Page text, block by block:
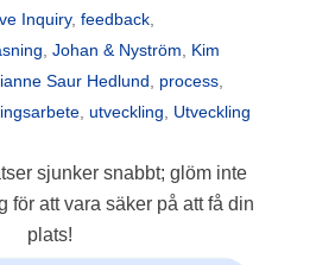
Inquiry, feedback
Johan & Nyström
Kim
Saur Hedlund process
utveckling
Utveckling
sjunker snabbt; glöm inte
för att vara säker på att få din
plats!